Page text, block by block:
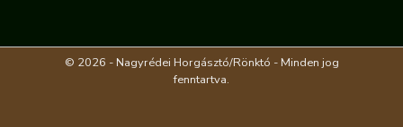
© 2026 - Nagyrédei Horgásztó/Rönktó - Minden jog
fenntartva.